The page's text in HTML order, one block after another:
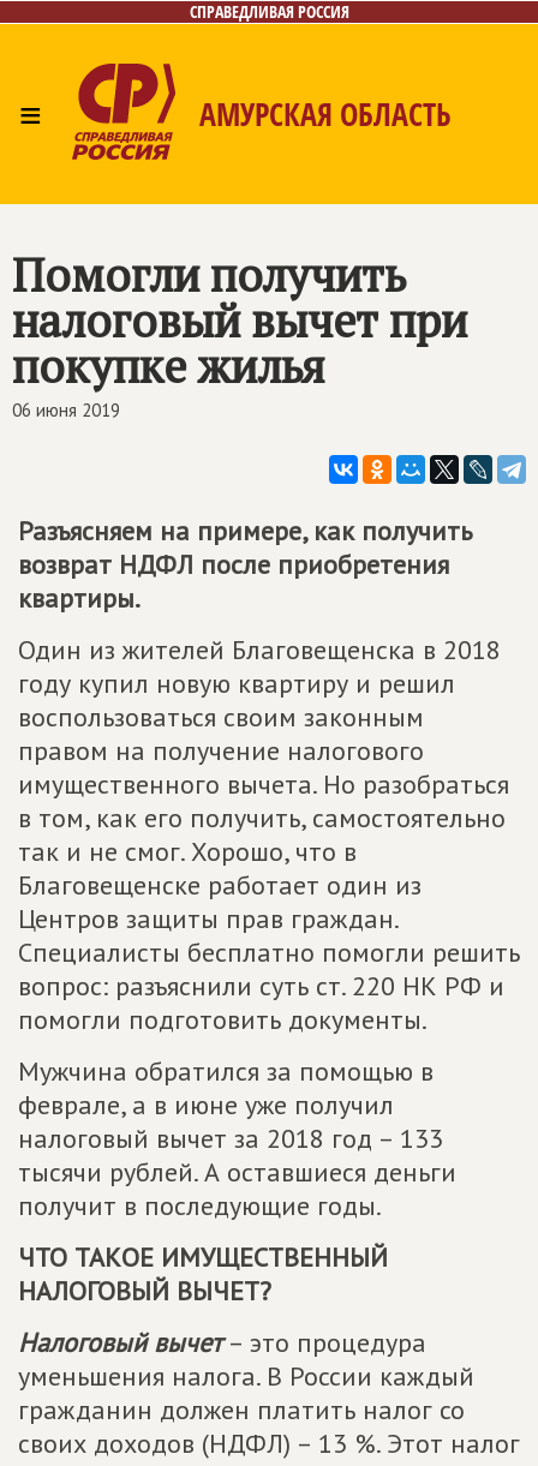
СПРАВЕДЛИВАЯ РОССИЯ
≡ АМУРСКАЯ ОБЛАСТЬ
Помогли получить
налоговый вычет при
покупке жилья
06 июня 2019
Разъясняем на примере, как получить
возврат НДФЛ после приобретения
квартиры.
Один из жителей Благовещенска в 2018
году купил новую квартиру и решил
воспользоваться своим законным
правом на получение налогового
имущественного вычета. Но разобраться
в том, как его получить, самостоятельно
так и не смог. Хорошо, что в
Благовещенске работает один из
Центров защиты прав граждан.
Специалисты бесплатно помогли решить
вопрос: разъяснили суть ст. 220 НК РФ и
помогли подготовить документы.
Мужчина обратился за помощью в
феврале, а в июне уже получил
налоговый вычет за 2018 год – 133
тысячи рублей. А оставшиеся деньги
получит в последующие годы.
ЧТО ТАКОЕ ИМУЩЕСТВЕННЫЙ
НАЛОГОВЫЙ ВЫЧЕТ?
Налоговый вычет– это процедура
уменьшения налога. В России каждый
гражданин должен платить налог со
своих доходов (НДФЛ) – 13 %. Этот налог